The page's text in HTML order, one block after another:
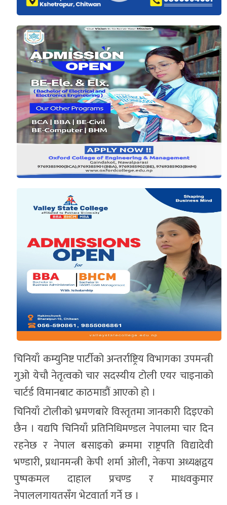
चिनियाँ कम्युनिष्ट पार्टीको अन्तर्राष्ट्रिय विभागका उपमन्त्री
गुओ येचौ नेतृत्वको चार सदस्यीय टोली एयर चाइनाको
चार्टर्ड विमानबाट काठमाडौं आएको हो ।
चिनियाँ टोलीको भ्रमणबारे विस्तृतमा जानकारी दिइएको
छैन । यद्यपि चिनियाँ प्रतिनिधिमण्डल नेपालमा चार दिन
रहनेछ र नेपाल बसाइको क्रममा राष्ट्रपति विद्यादेवी
भण्डारी, प्रधानमन्त्री केपी शर्मा ओली, नेकपा अध्यक्षद्वय
पुष्पकमल दाहाल प्रचण्ड र माधवकुमार
नेपाललगायतसँग भेटवार्ता गर्ने छ ।